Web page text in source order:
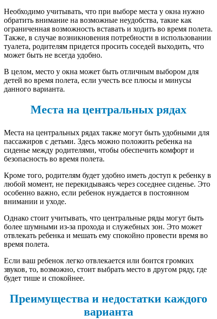
Необходимо учитывать, что при выборе места у окна нужно
обратить внимание на возможные неудобства, такие как
ограниченная возможность вставать и ходить во время полета.
Также, в случае возникновения потребности в использовании
туалета, родителям придется просить соседей выходить, что
может быть не всегда удобно.
В целом, место у окна может быть отличным выбором для
детей во время полета, если учесть все плюсы и минусы
данного варианта.
Места на центральных рядах
Места на центральных рядах также могут быть удобными для
пассажиров с детьми. Здесь можно положить ребенка на
сиденье между родителями, чтобы обеспечить комфорт и
безопасность во время полета.
Кроме того, родителям будет удобно иметь доступ к ребенку в
любой момент, не перекидываясь через соседнее сиденье. Это
особенно важно, если ребенок нуждается в постоянном
внимании и уходе.
Однако стоит учитывать, что центральные ряды могут быть
более шумными из-за прохода и служебных зон. Это может
отвлекать ребенка и мешать ему спокойно провести время во
время полета.
Если ваш ребенок легко отвлекается или боится громких
звуков, то, возможно, стоит выбрать место в другом ряду, где
будет тише и спокойнее.
Преимущества и недостатки каждого
варианта